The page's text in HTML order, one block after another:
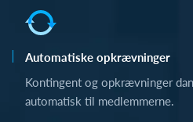
Automatiske opkrævninger
Kontingent og opkrævninger
automatisk til medlemmerne.